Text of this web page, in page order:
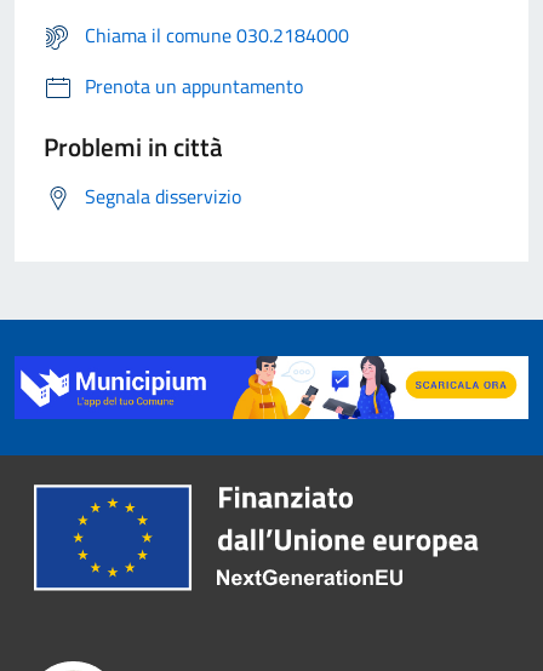
Chiama il comune 030.2184000
Prenota un appuntamento
Problemi in città
Segnala disservizio